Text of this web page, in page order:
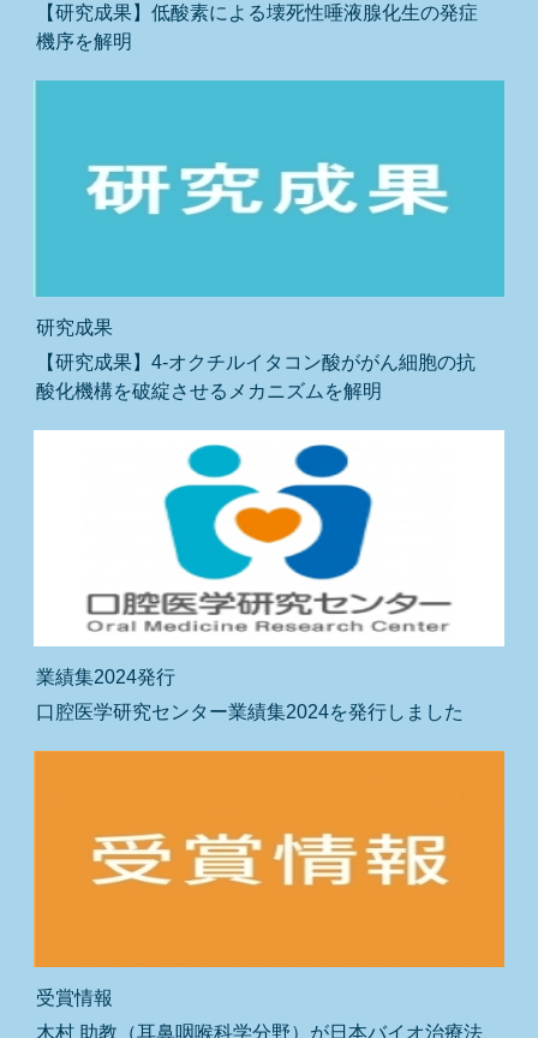
【研究成果】低酸素による壊死性唾液腺化生の発症
機序を解明
研究成果
【研究成果】4-オクチルイタコン酸ががん細胞の抗
酸化機構を破綻させるメカニズムを解明
業績集2024発行
口腔医学研究センター業績集2024を発行しました
受賞情報
木村 助教（耳鼻咽喉科学分野）が日本バイオ治療法